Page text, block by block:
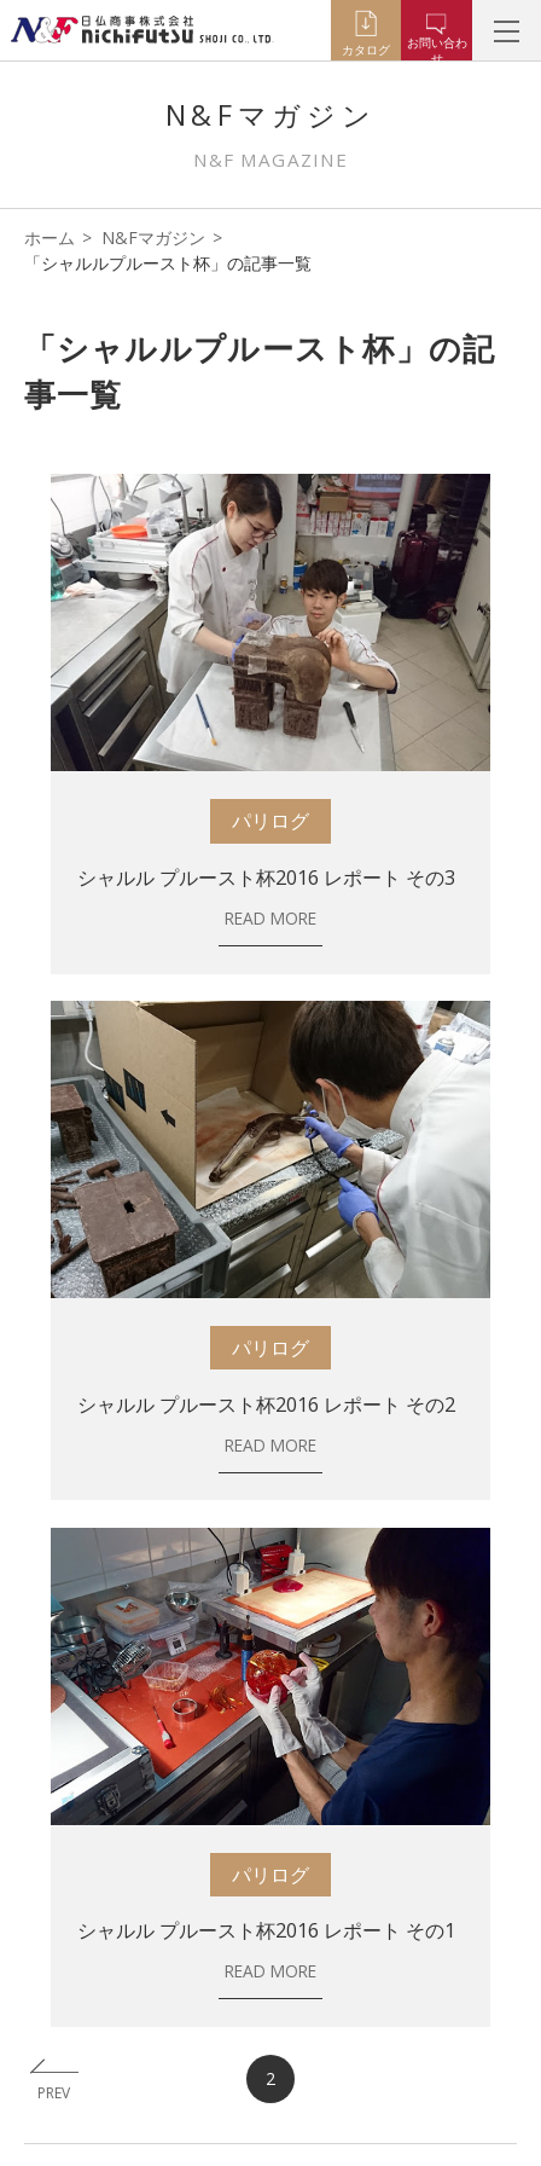
カタログ
お問い合わ
せ
N&Fマガジン
N&F MAGAZINE
ホーム
N&Fマガジン
「シャルルプルースト杯」の記事一覧
「シャルルプルースト杯」の記
事一覧
パリログ
シャルル プルースト杯2016 レポート その3
READ MORE
パリログ
シャルル プルースト杯2016 レポート その2
READ MORE
パリログ
シャルル プルースト杯2016 レポート その1
READ MORE
PREV
2